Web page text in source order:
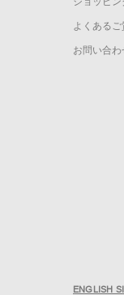
よくあるご
お問い合わ
ENGLISH